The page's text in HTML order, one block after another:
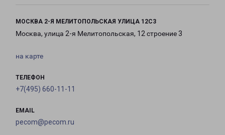
МОСКВА 2-Я МЕЛИТОПОЛЬСКАЯ УЛИЦА 12С3
Москва, улица 2-я Мелитопольская, 12 строение 3
на карте
ТЕЛЕФОН
+7(495) 660-11-11
EMAIL
pecom@pecom.ru